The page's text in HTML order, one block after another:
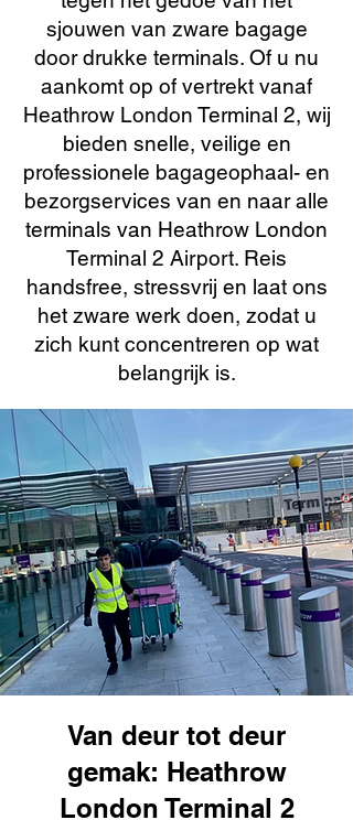
sjouwen van zware bagage
door drukke terminals. Of u nu
aankomt op of vertrekt vanaf
Heathrow London Terminal 2, wij
bieden snelle, veilige en
professionele bagageophaal- en
bezorgservices van en naar alle
terminals van Heathrow London
Terminal 2 Airport. Reis
handsfree, stressvrij en laat ons
het zware werk doen, zodat u
zich kunt concentreren op wat
belangrijk is.
Van deur tot deur
gemak: Heathrow
London Terminal 2